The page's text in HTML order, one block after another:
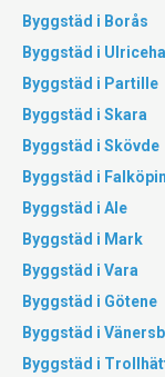
Byggstäd i Borås
Byggstäd i
Byggstäd i Partille
Byggstäd i Skara
Byggstäd i Skövde
Byggstäd i
Byggstäd i Ale
Byggstäd i Mark
Byggstäd i Vara
Byggstäd i Götene
Byggstäd i
Byggstäd i